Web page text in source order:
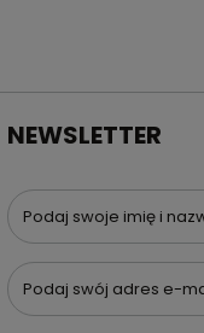
NEWSLETTER
Podaj swoje imię i
Podaj swój adres e-